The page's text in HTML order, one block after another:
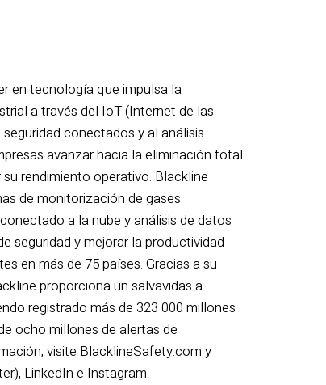
en tecnología que impulsa la
a través del IoT (Internet de las
conectados y al análisis
avanzar hacia la eliminación total
rendimiento operativo. Blackline
de monitorización de gases
a la nube y análisis de datos
seguridad y mejorar la productividad
en más de 75 países. Gracias a su
proporciona un salvavidas a
registrado más de 323 000 millones
ocho millones de alertas de
visite BlacklineSafety.com y
LinkedIn e Instagram.